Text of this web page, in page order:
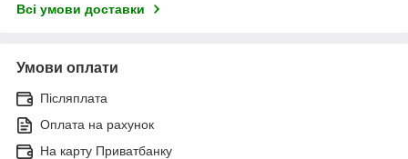
Всі умови доставки
Умови оплати
Післяплата
Оплата на рахунок
На карту Приватбанку